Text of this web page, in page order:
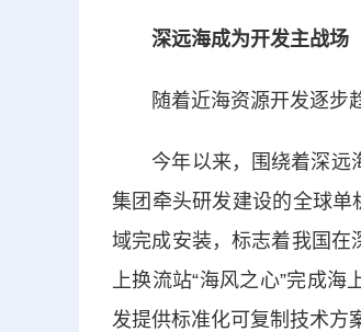
深远海成为开发主战场
随着近海资源开发逐步趋
今年以来，围绕着深远海
集团牵头研发建设的全球
域完成安装，标志着我国在
上换流站“海风之心”完成
发提供标准化可复制技术方